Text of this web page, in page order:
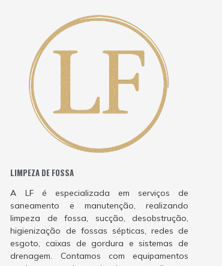
LIMPEZA DE FOSSA
A LF é especializada em serviços de
saneamento e manutenção, realizando
limpeza de fossa, sucção, desobstrução,
higienização de fossas sépticas, redes de
esgoto, caixas de gordura e sistemas de
drenagem. Contamos com equipamentos